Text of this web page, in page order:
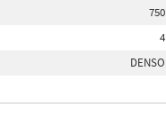
750
4
DENSO